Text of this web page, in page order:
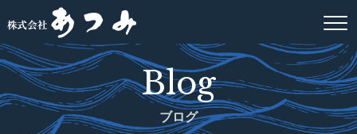
Blog
ブログ